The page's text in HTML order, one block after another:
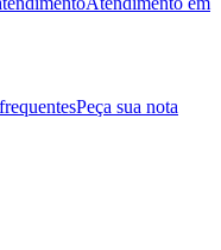
Peça sua nota